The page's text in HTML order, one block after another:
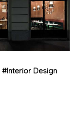
#Interior Design